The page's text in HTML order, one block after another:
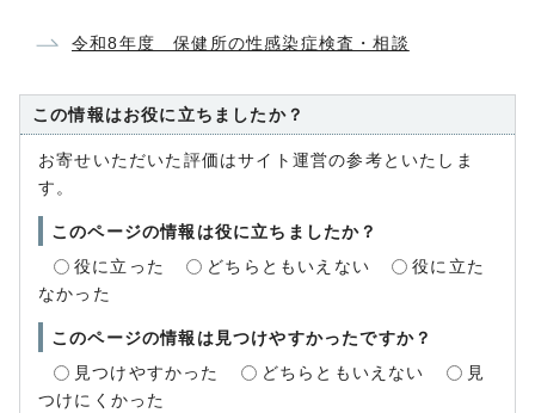
令和8年度 保健所の性感染症検査・相談
この情報はお役に立ちましたか？
お寄せいただいた評価はサイト運営の参考といたしま
す。
このページの情報は役に立ちましたか？
役に立った
どちらともいえない
役に立た
なかった
このページの情報は見つけやすかったですか？
見つけやすかった
どちらともいえない
見
つけにくかった